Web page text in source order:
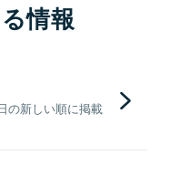
情報
の新しい順に掲載